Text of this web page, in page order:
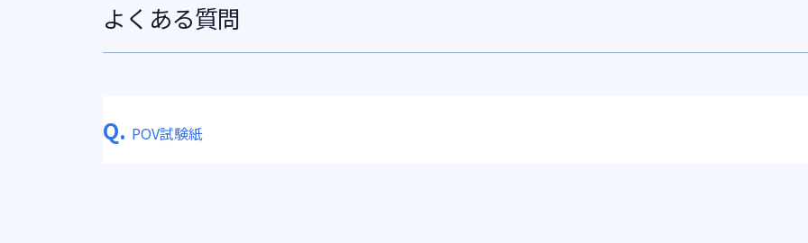
よくある質問
Q. POV試験紙